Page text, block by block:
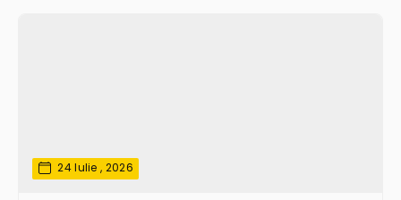
24 Iulie , 2026